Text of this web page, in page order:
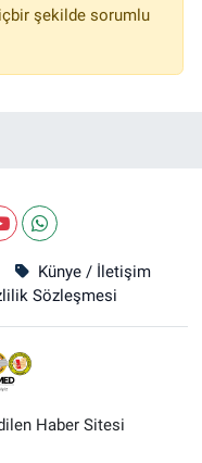
şekilde sorumlu
Künye / İletişim
Sözleşmesi
Haber Sitesi